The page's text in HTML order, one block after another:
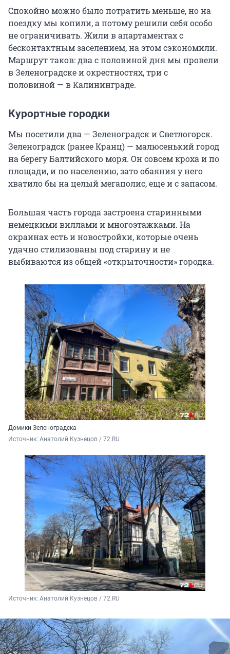
Спокойно можно было потратить меньше, но на
поездку мы копили, а потому решили себя особо
не ограничивать. Жили в апартаментах с
бесконтактным заселением, на этом сэкономили.
Маршрут таков: два с половиной дня мы провели
в Зеленоградске и окрестностях, три с
половиной — в Калининграде.
Курортные городки
Мы посетили два — Зеленоградск и Светлогорск.
Зеленоградск (ранее Кранц) — малюсенький город
на берегу Балтийского моря. Он совсем кроха и по
площади, и по населению, зато обаяния у него
хватило бы на целый мегаполис, еще и с запасом.
Большая часть города застроена старинными
немецкими виллами и многоэтажками. На
окраинах есть и новостройки, которые очень
удачно стилизованы под старину и не
выбиваются из общей «открыточности» городка.
Домики Зеленоградска
Источник: Анатолий Кузнецов / 72.RU
Источник: Анатолий Кузнецов / 72.RU